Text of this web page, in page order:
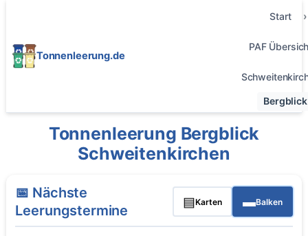
Tonnenleerung.de
Start
PAF
Bergblick
Tonnenleerung Bergblick
Schweitenkirchen
📅 Nächste
Leerungstermine
▤Karten ▬Balken